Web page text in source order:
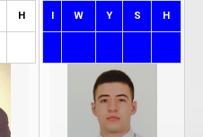
H I W Y S H